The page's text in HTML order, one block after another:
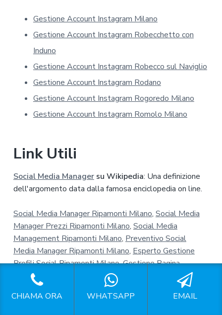
Gestione Account Instagram Milano
Gestione Account Instagram Robecchetto con
Induno
Gestione Account Instagram Robecco sul Naviglio
Gestione Account Instagram Rodano
Gestione Account Instagram Rogoredo Milano
Gestione Account Instagram Romolo Milano
Link Utili
Social Media Managersu Wikipedia: Una definizione
dell'argomento data dalla famosa enciclopedia on line.
Social Media Manager Ripamonti Milano, Social Media
Manager Prezzi Ripamonti Milano, Social Media
Management Ripamonti Milano, Preventivo Social
Media Manager Ripamonti Milano, Esperto Gestione
Profili Social Ripamonti Milano,Gestione Pagina
Facebook Ripamonti Milano,Gestione Pagine Facebook
Ripamonti Milano
Gestire Pagina Facebook Ripamonti
Milano,Pagina Facebook Aziendale Ripamonti Milano
CHIAMA ORA WHATSAPP EMAIL